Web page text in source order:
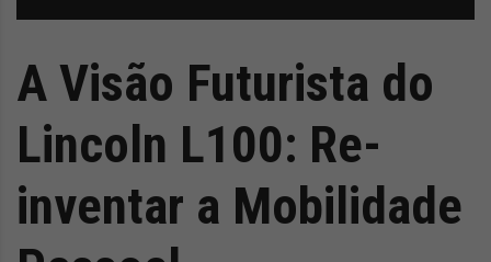
A Visão Futurista do
Lincoln L100: Re-
inventar a Mobilidade